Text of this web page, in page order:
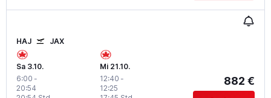
HAJ JAX
Sa 3.10.
6:00 -
20:54
Mi 21.10.
12:40 -
12:25
882 €